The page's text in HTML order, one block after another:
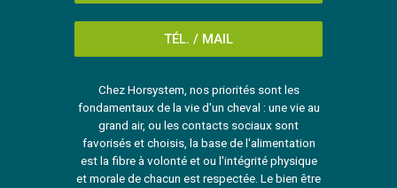
TÉL. / MAIL
Chez Horsystem, nos priorités sont les
fondamentaux de la vie d'un cheval : une vie au
grand air, ou les contacts sociaux sont
favorisés et choisis, la base de l'alimentation
est la fibre à volonté et ou l'intégrité physique
et morale de chacun est respectée. Le bien être